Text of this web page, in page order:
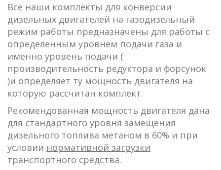
Все наши комплекты для конверсии
дизельных двигателей на газодизельный
режим работы предназначены для работы с
определенным уровнем подачи газа и
именно уровень подачи (
производительность редуктора и форсунок
)и определяет ту мощность двигателя на
которую рассчитан комплект.
Рекомендованная мощность двигателя дана
для стандартного уровня замещения
дизельного топлива метаном в 60% и при
условии нормативной загрузки
транспортного средства.